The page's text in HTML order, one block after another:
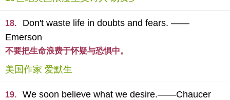
18.
Don't waste life in doubts and fears. ——
Emerson
不要把生命浪费于怀疑与恐惧中。
美国作家 爱默生
19. We soon believe what we desire.——Chaucer